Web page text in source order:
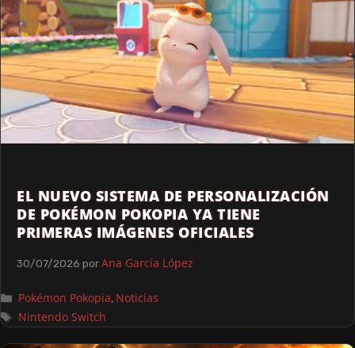
EL NUEVO SISTEMA DE PERSONALIZACIÓN
DE POKÉMON POKOPIA YA TIENE
PRIMERAS IMÁGENES OFICIALES
30/07/2026 porAna García López
Pokémon Pokopia, Noticias
Nintendo Switch